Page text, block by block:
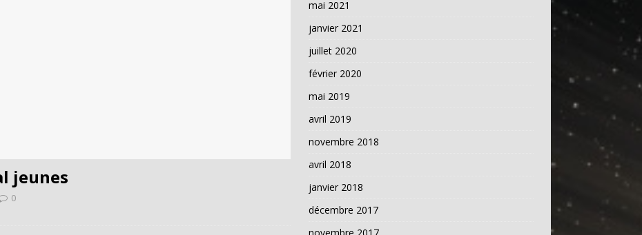
jeunes
0
mai 2021
janvier 2021
juillet 2020
février 2020
mai 2019
avril 2019
novembre 2018
avril 2018
janvier 2018
décembre 2017